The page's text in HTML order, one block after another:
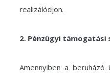
realizálódjon.
2. Pénzügyi támogatási
Amennyiben a